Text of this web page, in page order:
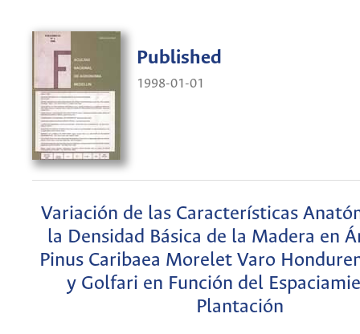
Published
1998-01-01
Variación de las Características
la Densidad Básica de la Madera en
Pinus Caribaea Morelet Varo
y Golfari en Función del
Plantación